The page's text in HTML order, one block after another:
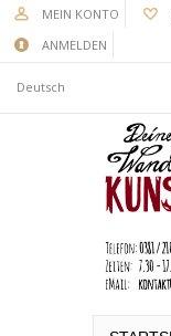
MEIN KONTO
ANMELDEN
Deutsch